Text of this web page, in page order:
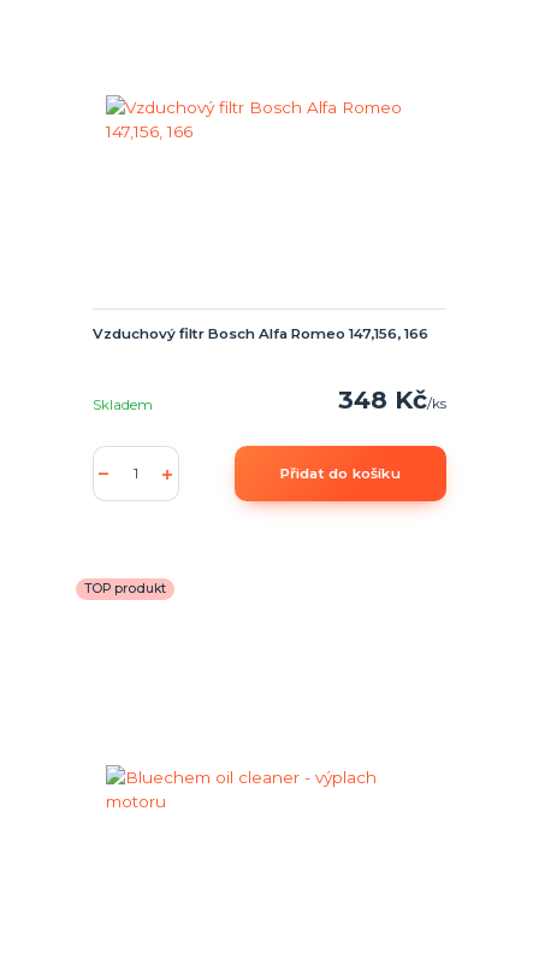
Vzduchový filtr Bosch Alfa Romeo 147,156, 166
348 Kč/ks
Skladem
Přidat do košíku
TOP produkt